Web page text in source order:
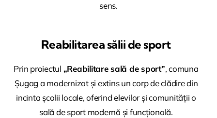
sens.
Reabilitarea sălii de sport
Prin proiectul „Reabilitare sală de sport”, comuna
Șugag a modernizat și extins un corp de clădire din
incinta școlii locale, oferind elevilor și comunității o
sală de sport modernă și funcțională.